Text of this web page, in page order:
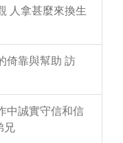
人拿甚麼來換生
倚靠與幫助 訪
中誠實守信和信
兄